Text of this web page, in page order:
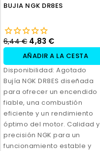
BUJIA NGK DR8ES
6,44 € 4,83 €
AÑADIR A LA CESTA
Disponibilidad: Agotado
Bujía NGK DR8ES diseñada
para ofrecer un encendido
fiable, una combustión
eficiente y un rendimiento
óptimo del motor. Calidad y
precisión NGK para un
funcionamiento estable y